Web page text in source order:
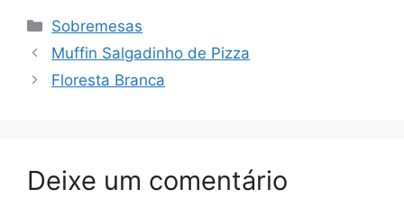
Categorias
Sobremesas
Muffin Salgadinho de Pizza
Floresta Branca
Deixe um comentário